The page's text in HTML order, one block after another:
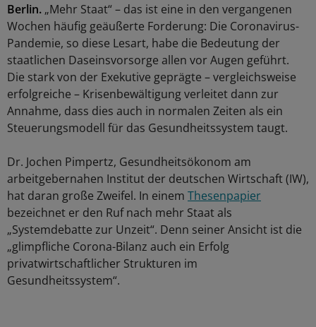
Berlin. „Mehr Staat“ – das ist eine in den vergangenen
Wochen häufig geäußerte Forderung: Die Coronavirus-
Pandemie, so diese Lesart, habe die Bedeutung der
staatlichen Daseinsvorsorge allen vor Augen geführt.
Die stark von der Exekutive geprägte – vergleichsweise
erfolgreiche – Krisenbewältigung verleitet dann zur
Annahme, dass dies auch in normalen Zeiten als ein
Steuerungsmodell für das Gesundheitssystem taugt.
Dr. Jochen Pimpertz, Gesundheitsökonom am
arbeitgebernahen Institut der deutschen Wirtschaft (IW),
hat daran große Zweifel. In einem Thesenpapier
bezeichnet er den Ruf nach mehr Staat als
„Systemdebatte zur Unzeit“. Denn seiner Ansicht ist die
„glimpfliche Corona-Bilanz auch ein Erfolg
privatwirtschaftlicher Strukturen im
Gesundheitssystem“.